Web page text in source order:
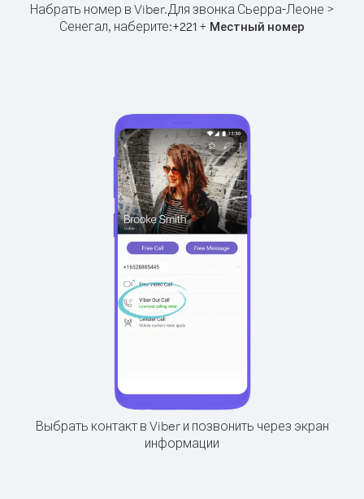
Набрать номер в Viber.Для звонка Сьерра-Леоне >
Сенегал, наберите:+221 + Местный номер
Выбрать контакт в Viber и позвонить через экран
информации